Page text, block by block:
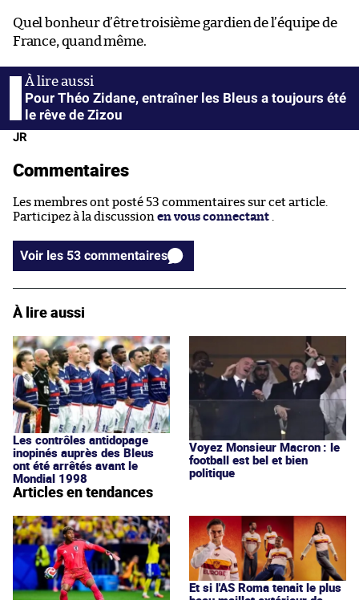
Quel bonheur d’être troisième gardien de l’équipe de
France, quand même.
Pour Théo Zidane, entraîner les Bleus a toujours été
le rêve de Zizou
JR
Commentaires
Les membres ont posté 53 commentaires sur cet article.
Participez à la discussion en vous connectant .
Voir les 53 commentaires
À lire aussi
Les contrôles antidopage
inopinés auprès des Bleus
ont été arrêtés avant le
Mondial 1998
Voyez Monsieur Macron : le
football est bel et bien
politique
Articles en tendances
Et si l'AS Roma tenait le plus